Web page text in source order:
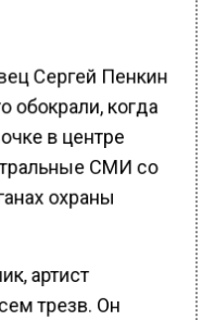
Сергей Пенкин
обокрали, когда
в центре
СМИ со
охраны
артист
трезв. Он